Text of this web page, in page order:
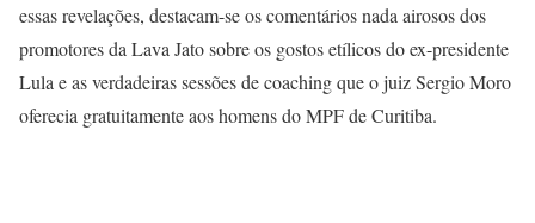
essas revelações, destacam-se os comentários nada airosos dos
promotores da Lava Jato sobre os gostos etílicos do ex-presidente
Lula e as verdadeiras sessões de coaching que o juiz Sergio Moro
oferecia gratuitamente aos homens do MPF de Curitiba.